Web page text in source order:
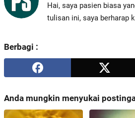
Hai, saya pasien biasa
tulisan ini, saya berharap
Berbagi :
Anda mungkin menyukai